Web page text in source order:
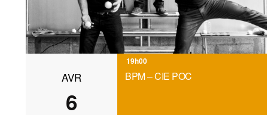
AVR
6
19h00
BPM – CIE POC